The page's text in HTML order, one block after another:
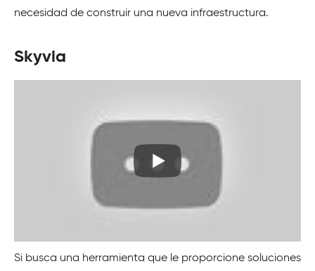
necesidad de construir una nueva infraestructura.
Skyvia
Si busca una herramienta que le proporcione soluciones